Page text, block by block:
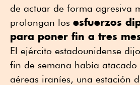
de actuar de forma agresiva
prolongan los esfuerzos
⁠para poner fin a tres
El ejército estadounidense
fin de semana había atacado
aéreas iraníes, una estación